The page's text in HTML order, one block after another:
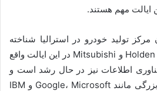
ایالت مهم هستند.
مرکز تولید خودرو در استرالیا شناخته
می‌شود. کمپانی‌هایی مانند Holden و Mitsubishi در این ایالت واقع
اطلاعات نیز در حال رشد است و
تعداد زیادی از شرکت‌های بزرگی مانند Google، Microsoft و IBM